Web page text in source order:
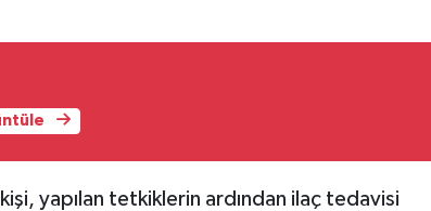
yapılan tetkiklerin ardından ilaç tedavisi